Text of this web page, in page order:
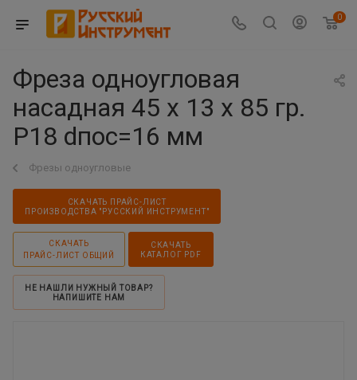
0
Фреза одноугловая
насадная 45 х 13 х 85 гр.
Р18 dпос=16 мм
Фрезы одноугловые
СКАЧАТЬ ПРАЙС-ЛИСТ
ПРОИЗВОДСТВА "РУССКИЙ ИНСТРУМЕНТ"
СКАЧАТЬ
ПРАЙС-ЛИСТ ОБЩИЙ
СКАЧАТЬ
КАТАЛОГ PDF
НЕ НАШЛИ НУЖНЫЙ ТОВАР?
НАПИШИТЕ НАМ